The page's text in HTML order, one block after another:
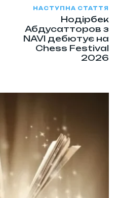
НАСТУПНА СТАТТЯ
Нодірбек
Абдусатторов з
NAVI дебютує на
Chess Festival
2026